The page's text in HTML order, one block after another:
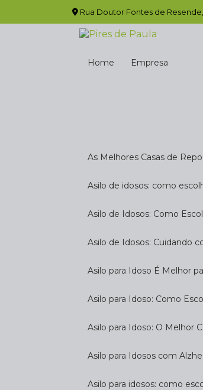
Rua Doutor Fontes de
Home Empresa
As Melhores Casas de
Asilo de idosos: como
Asilo de Idosos: Como
Asilo de Idosos: Cuidando
Asilo para Idoso É Melhor
Asilo para Idoso: Como
Asilo para Idoso: O Melhor
Asilo para Idosos com
Asilo para idosos: como